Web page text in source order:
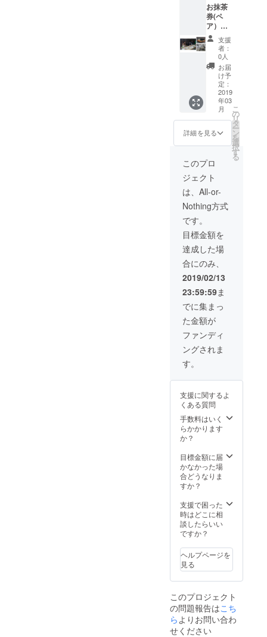
お抹茶
券(ペ
ア）
は、
コー
ヒー・
ジェ
ラート
へ変更
も可能
です。
体験陶
芸は３
月末以
降を予
定して
いま
す。ご
支援い
ただい
た方に
個別に
いただ
き、日
程調整
をさせ
ていた
だきま
す。
支援
者：
0人
お届
け予
定：
2019
年03
月
詳細を見る
こ
の
リ
タ
ー
ン
を
選
択
す
る
このプロ
ジェクト
は、All-or-
Nothing方式
です。
目標金額を
達成した場
合にのみ、
2019/02/13
23:59:59ま
でに集まっ
た金額が
ファンディ
ングされま
す。
支援に関するよ
くある質問
手数料はいく
らかかります
か？
目標金額に届
かなかった場
合どうなりま
すか？
支援で困った
時はどこに相
談したらいい
ですか？
ヘルプページを
見る
このプロジェクト
の問題報告はこち
ら よりお問い合わ
せください